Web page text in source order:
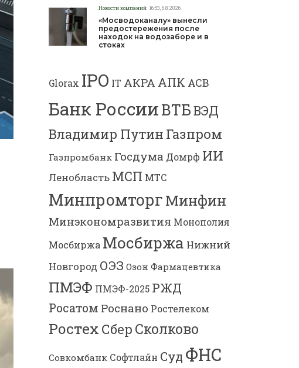
Новости компаний 16:53, 6.8.2026
«Мосводоканалу» вынесли
предостережения после
находок на водозаборе и в
стоках
Glorax IPO IT АКРА АПК АСВ
Банк РоссииВТБВЭД
Владимир Путин Газпром
Газпромбанк Госдума Домрф ИИ
Ленобласть МСП МТС
МинпромторгМинфин
Минэкономразвития Монополия
Мосбиржа Мосбиржа Нижний
Новгород ОЭЗ Озон Фармацевтика
ПМЭФ ПМЭФ-2025 РЖД
Росатом Роснано Ростелеком
Ростех Сбер Сколково
Совкомбанк Софтлайн Суд ФНС